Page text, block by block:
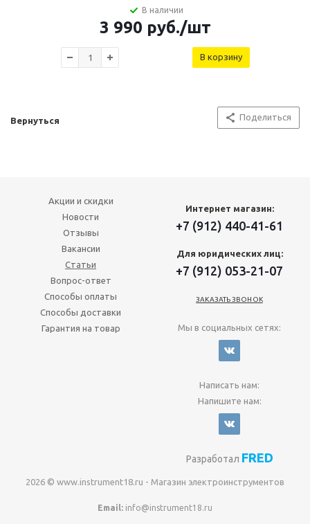
В наличии
3 990 руб./шт
В корзину
Вернуться Поделиться
Акции и скидки
Новости
Отзывы
Вакансии
Статьи
Вопрос-ответ
Способы оплаты
Способы доставки
Гарантия на товар
Интернет магазин:
+7 (912) 440-41-61
Для юридических лиц:
+7 (912) 053-21-07
ЗАКАЗАТЬ ЗВОНОК
Мы в социальных сетях:
Написать нам:
Напишите нам:
Разработал FRED
2026 © www.instrument18.ru - Магазин электроинструментов
Email: info@instrument18.ru